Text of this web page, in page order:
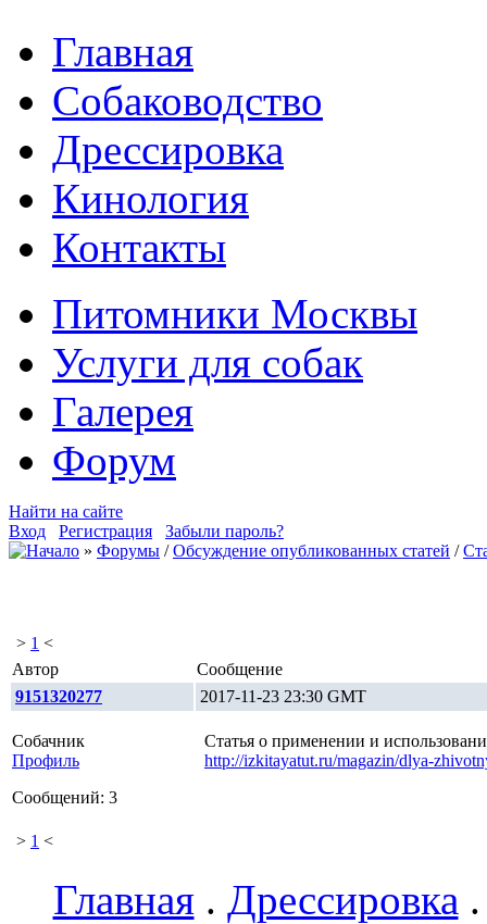
Главная
Собаководство
Дрессировка
Кинология
Контакты
Питомники Москвы
Услуги для собак
Галерея
Форум
Найти на сайте
Вход
Регистрация
Забыли пароль?
» Форумы /Обсуждение опубликованных статей /
> 1 <
Автор
Сообщение
9151320277
2017-11-23 23:30 GMT
Собачник
Профиль
Сообщений: 3
Статья о применении и
http://izkitayatut.ru/magazin/dlya-
> 1 <
Главная. Дрессировка